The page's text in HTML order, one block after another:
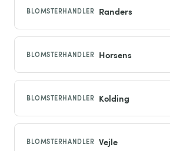
BLOMSTERHANDLER Randers
BLOMSTERHANDLER Horsens
BLOMSTERHANDLER Kolding
BLOMSTERHANDLER Vejle